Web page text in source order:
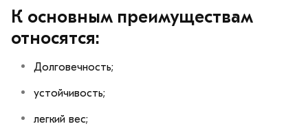
К основным преимуществам
относятся:
Долговечность;
устойчивость;
легкий вес;